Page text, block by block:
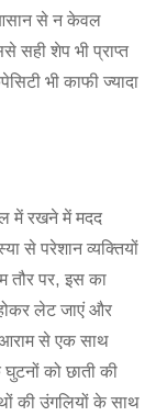
से न केवल
सही शेप भी प्राप्त
भी काफी ज्यादा
में रखने में मदद
से परेशान व्यक्तियों
तौर पर, इस का
लेट जाएं और
से एक साथ
को छाती की
की उंगलियों के साथ